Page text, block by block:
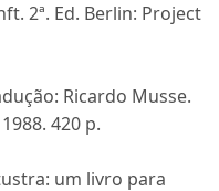
2ª. Ed. Berlin: Project
Ricardo Musse.
420 p.
um livro para